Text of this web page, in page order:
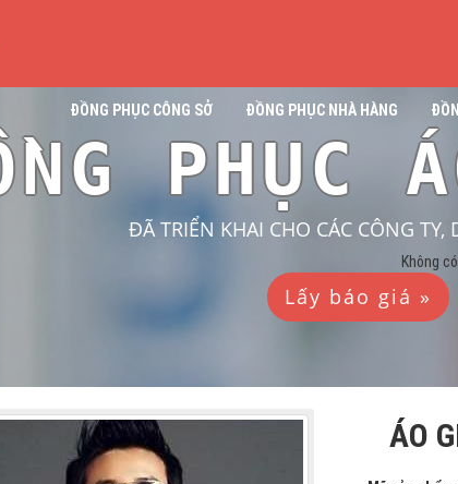
ĐỒNG PHỤC CÔNG SỞ ĐỒNG PHỤC NHÀ HÀNG
PHỤC
ĐÃ TRIỂN KHAI CHO CÁC CÔNG
Không
Lấy báo giá »
ÁO